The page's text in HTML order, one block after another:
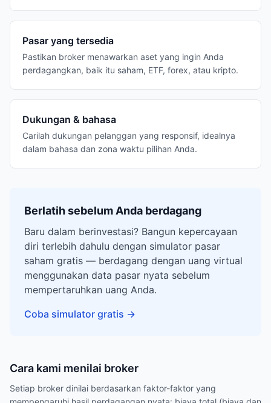
Pasar yang tersedia
Pastikan broker menawarkan aset yang ingin Anda
perdagangkan, baik itu saham, ETF, forex, atau kripto.
Dukungan & bahasa
Carilah dukungan pelanggan yang responsif, idealnya
dalam bahasa dan zona waktu pilihan Anda.
Berlatih sebelum Anda berdagang
Baru dalam berinvestasi? Bangun kepercayaan
diri terlebih dahulu dengan simulator pasar
saham gratis — berdagang dengan uang virtual
menggunakan data pasar nyata sebelum
mempertaruhkan uang Anda.
Coba simulator gratis →
Cara kami menilai broker
Setiap broker dinilai berdasarkan faktor-faktor yang